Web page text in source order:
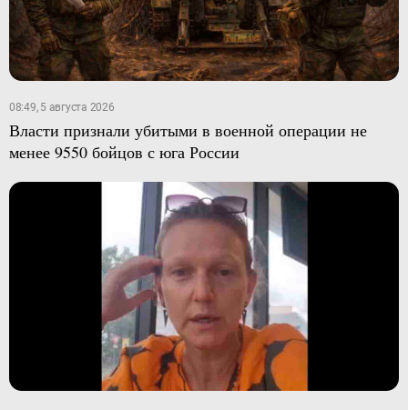
08:49, 5 августа 2026
Власти признали убитыми в военной операции не
менее 9550 бойцов с юга России